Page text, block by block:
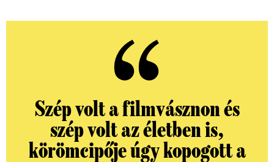
Szép volt a filmvásznon és
szép volt az életben is,
körömcipője úgy kopogott a